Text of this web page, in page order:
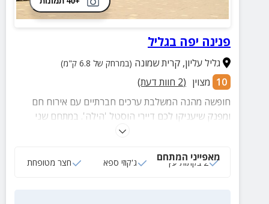
פנינה יפה בגליל
גליל עליון,קרית שמונה (במרחק של 6.8 ק"מ)
10 מצוין (
2 חוות דעת)
חופשה מהנה המשלבת ערכים חברתיים עם אירוח חם
ומפנק שיעניקו לכם דיירי הוסטל 'הילה'. במתחם שני
צימרים כפריים מקסימים במיוחד עם ג'קוזי ספא, מרפסת
מאפייני המתחם
2 בקתות עץ ג'קוזי ספא חצר מטופחת